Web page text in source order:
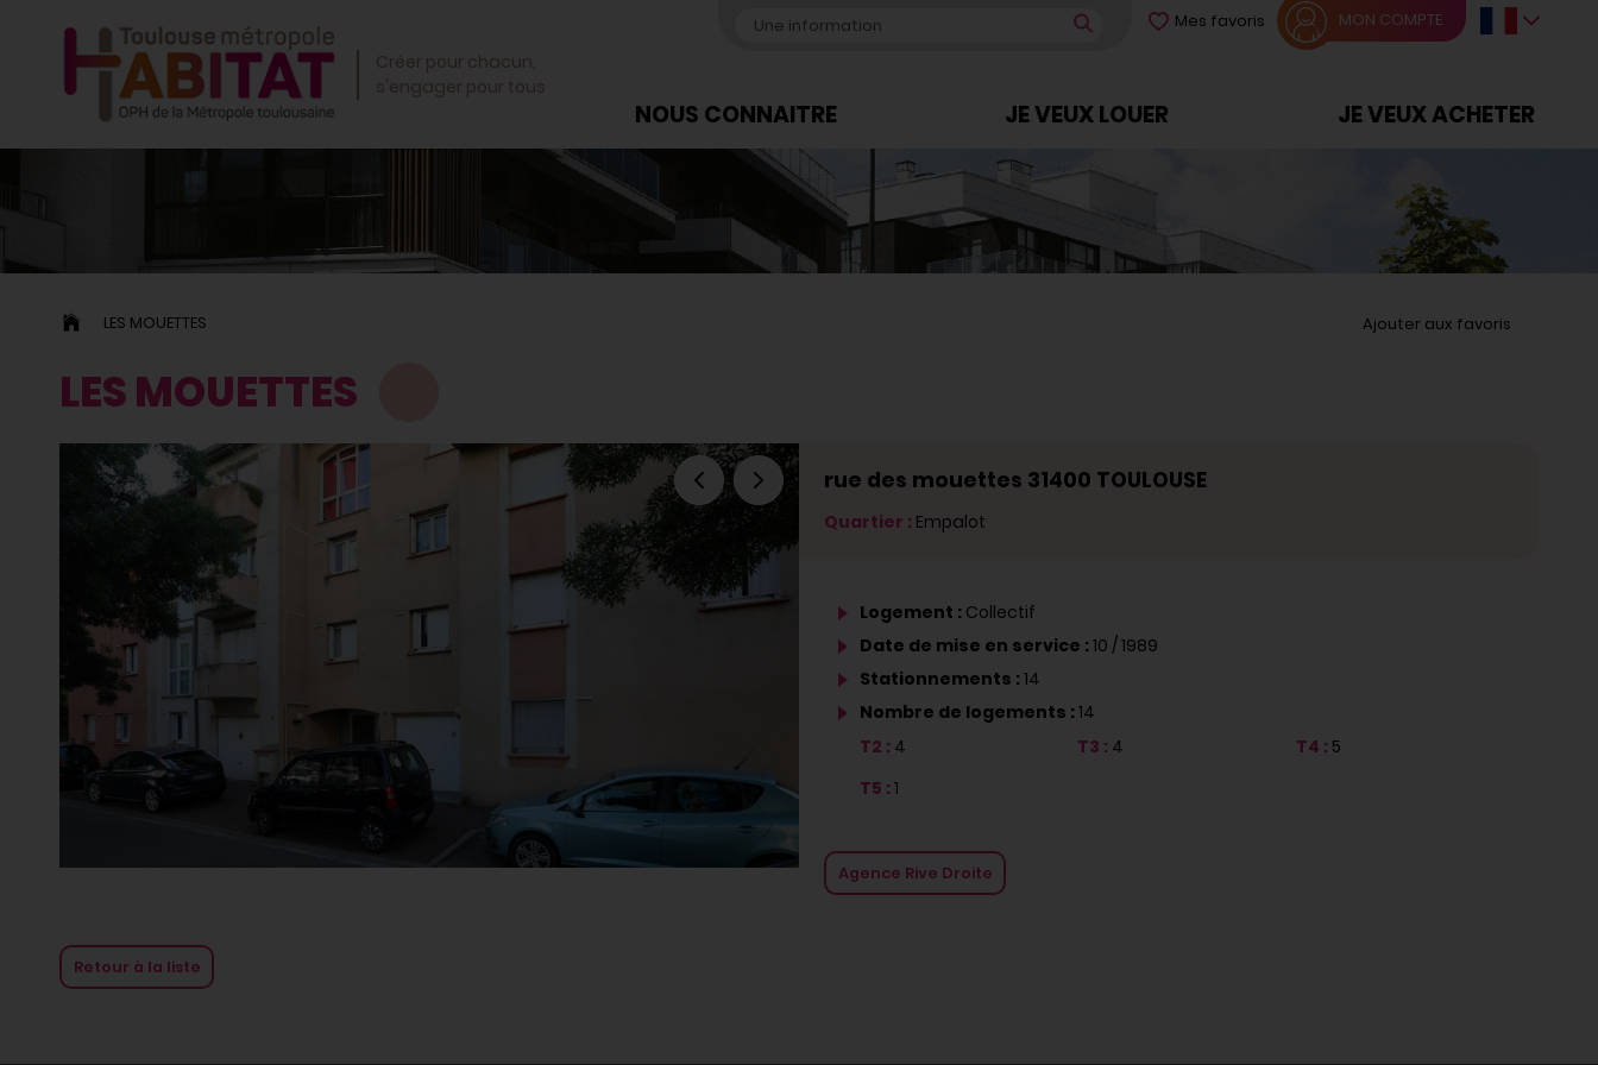
Créer pour chacun,
s'engager pour tous
Mes favoris MON COMPTE
NOUS CONNAITRE JE VEUX LOUER JE VEUX ACHETER
LES MOUETTES Ajouter aux favoris
LES MOUETTES
rue des mouettes 31400 TOULOUSE
Quartier : Empalot
Logement : Collectif
Date de mise en service : 10 / 1989
Stationnements : 14
Nombre de logements : 14
T2 : 4 T3 : 4 T4 : 5
T5 : 1
Agence Rive Droite
Retour à la liste